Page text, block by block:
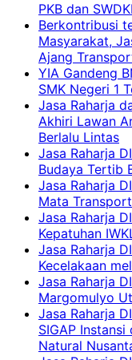
PKB dan
Berkontribusi
Masyarakat,
Ajang
YIA Gandeng
SMK Negeri 1
Jasa Raharja
Akhiri Lawan
Berlalu Lintas
Jasa Raharja
Budaya Tertib
Jasa Raharja
Mata
Jasa Raharja
Kepatuhan
Jasa Raharja
Kecelakaan
Jasa Raharja
Margomulyo
Jasa Raharja
SIGAP
Natural